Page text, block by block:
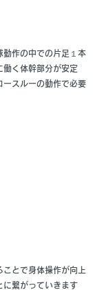
動作の中での片足１本
働く体幹部分が安定
ースルーの動作で必要
ことで身体操作が向上
に繋がっていきます